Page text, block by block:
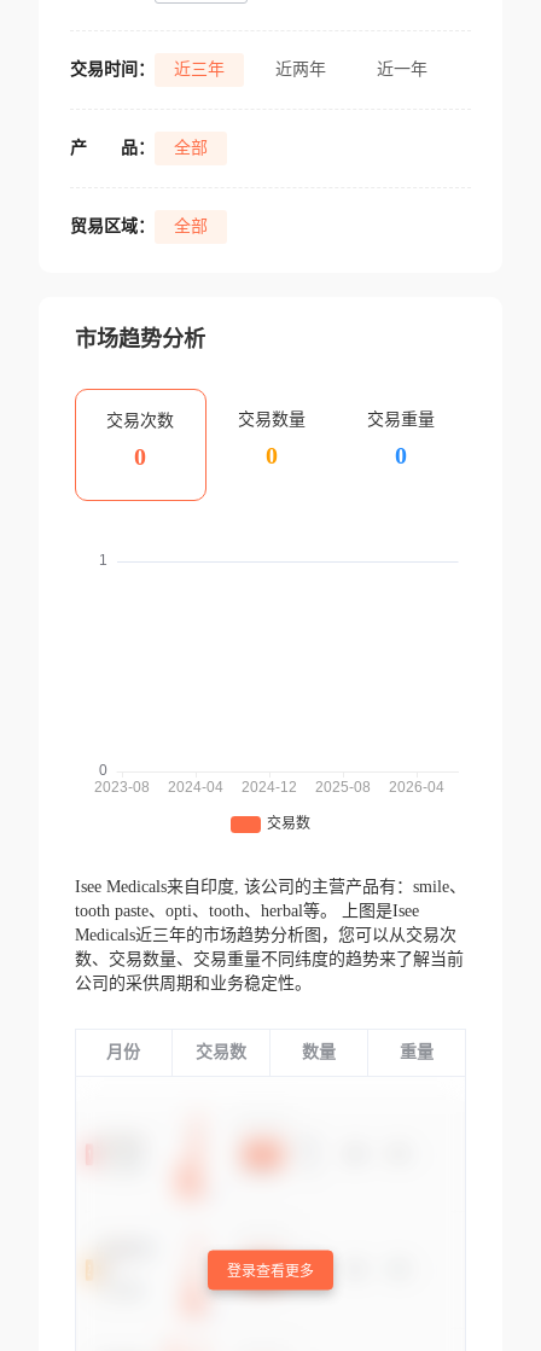
交易时间： 近三年 近两年 近一年
产 品： 全部
贸易区域： 全部
市场趋势分析
交易次数
0
交易数量
0
交易重量
0
Isee Medicals来自印度, 该公司的主营产品有：smile、
tooth paste、opti、tooth、herbal等。
上图是Isee
Medicals近三年的市场趋势分析图，您可以从交易次
数、交易数量、交易重量不同纬度的趋势来了解当前
公司的采供周期和业务稳定性。
月份 交易数 数量 重量
登录查看更多